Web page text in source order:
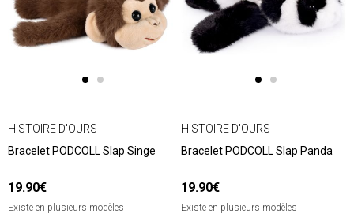
HISTOIRE D'OURS
Bracelet PODCOLL Slap Singe
19.90€
Existe en plusieurs modèles
HISTOIRE D'OURS
Bracelet PODCOLL Slap Panda
19.90€
Existe en plusieurs modèles